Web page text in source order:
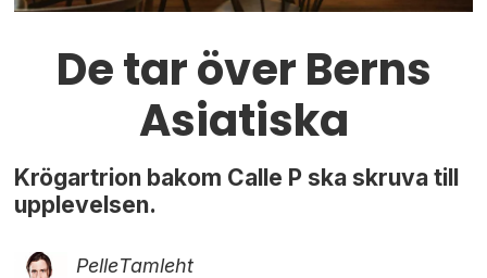
De tar över Berns
Asiatiska
Krögartrion bakom Calle P ska skruva till
upplevelsen.
PelleTamleht